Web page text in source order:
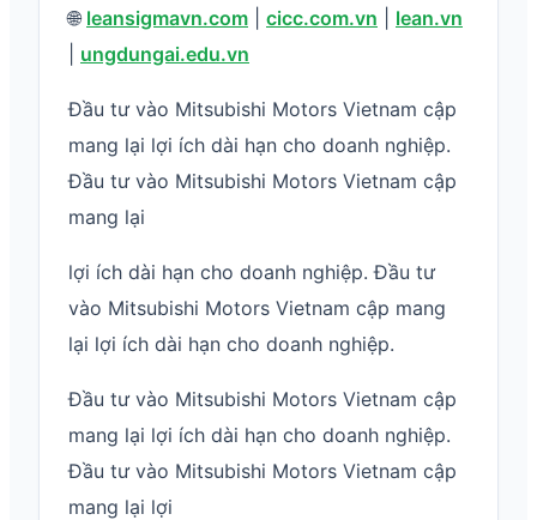
🌐 leansigmavn.com cicc.com.vn
lean.vn
ungdungai.edu.vn
Đầu tư vào Mitsubishi Motors Vietnam cập
mang lại lợi ích dài hạn cho doanh nghiệp.
Đầu tư vào Mitsubishi Motors Vietnam cập
mang lại
lợi ích dài hạn cho doanh nghiệp. Đầu tư
vào Mitsubishi Motors Vietnam cập mang
lại lợi ích dài hạn cho doanh nghiệp.
Đầu tư vào Mitsubishi Motors Vietnam cập
mang lại lợi ích dài hạn cho doanh nghiệp.
Đầu tư vào Mitsubishi Motors Vietnam cập
mang lại lợi